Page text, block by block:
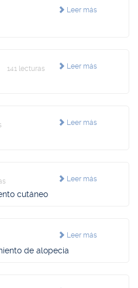
Leer más
Leer más
141 lecturas
Leer más
Leer más
cutáneo
Leer más
de alopecia